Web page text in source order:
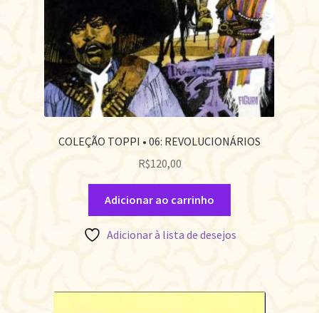
COLEÇÃO TOPPI • 06: REVOLUCIONÁRIOS
R$120,00
Adicionar ao carrinho
Adicionar à lista de desejos